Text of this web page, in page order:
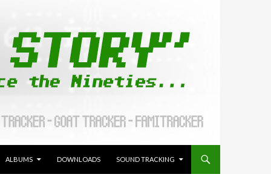
ALBUMS
DOWNLOADS SOUND TRACKING